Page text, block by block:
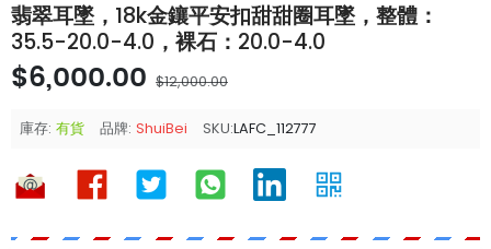
翡翠耳墜，18k金鑲平安扣甜甜圈耳墜，整體：
35.5-20.0-4.0，裸石：20.0-4.0
$6,000.00 $12,000.00
庫存: 有貨 品牌: ShuiBei SKU:LAFC_112777